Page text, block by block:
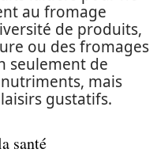
au fromage
de produits,
ou des fromages
seulement de
mais
gustatifs.
santé